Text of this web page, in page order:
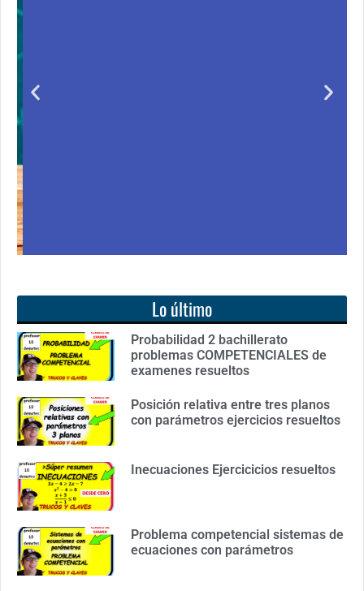
Notición!! Ya se puede adquirir nuestro segundo
Lo último
Probabilidad 2 bachillerato
problemas COMPETENCIALES de
examenes resueltos
Posición relativa entre tres planos
con parámetros ejercicios resueltos
Inecuaciones Ejercicicios resueltos
Problema competencial sistemas de
ecuaciones con parámetros